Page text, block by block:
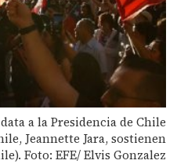
a la Presidencia de Chile
Jeannette Jara, sostienen
Foto: EFE/ Elvis Gonzalez